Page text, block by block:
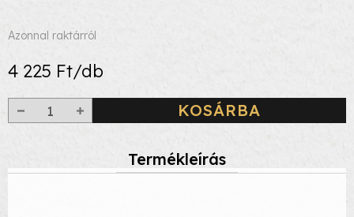
Azonnal raktárról
4 225 Ft/db
KOSÁRBA
Termékleírás